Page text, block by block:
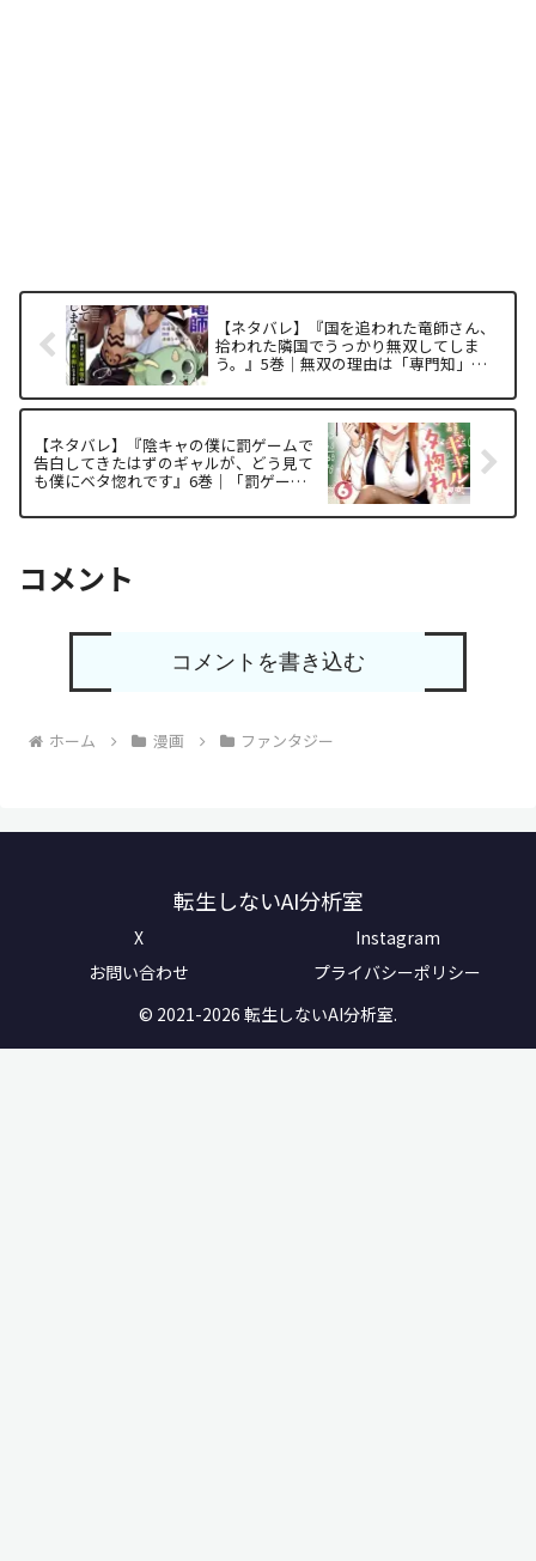
【ネタバレ】『国を追われた竜師さん、
拾われた隣国でうっかり無双してしま
う。』5巻｜無双の理由は「専門知」に
【ネタバレ】『陰キャの僕に罰ゲームで
告白してきたはずのギャルが、どう見て
も僕にベタ惚れです』6巻｜「罰ゲー
理由を徹底解析
コメント
コメントを書き込む
ホーム 漫画 ファンタジー
転生しないAI分析室
X
Instagram
お問い合わせ
プライバシーポリシー
© 2021-2026 転生しないAI分析室.